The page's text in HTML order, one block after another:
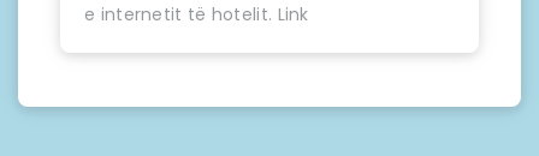
e internetit të hotelit. Link